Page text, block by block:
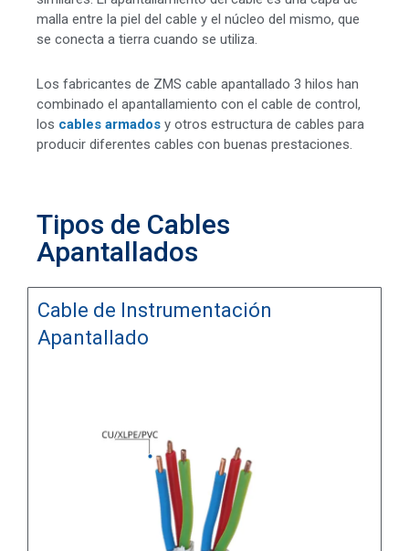
malla entre la piel del cable y el núcleo del mismo, que
se conecta a tierra cuando se utiliza.
Los fabricantes de ZMS cable apantallado 3 hilos han
combinado el apantallamiento con el cable de control,
los cables armados y otros estructura de cables para
producir diferentes cables con buenas prestaciones.
Tipos de Cables
Apantallados
Cable de Instrumentación
Apantallado